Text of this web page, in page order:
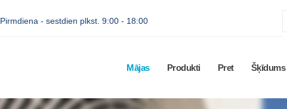
Pirmdiena - sestdien plkst. 9:00 - 18:00
Mājas Produkti Pret Šķīdums